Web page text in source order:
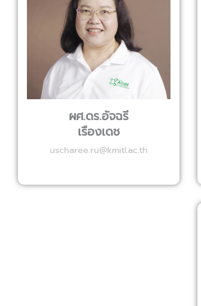
ผศ.ดร.อัจฉรี
เรืองเดช
uscharee.ru@kmitl.ac.th